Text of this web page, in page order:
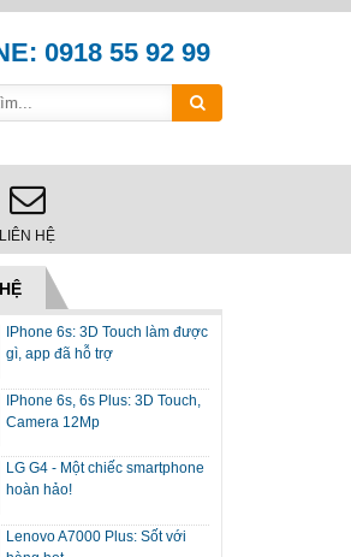
0918 55 92 99
LIÊN HỆ
IPhone 6s: 3D Touch làm được
gì, app đã hỗ trợ
IPhone 6s, 6s Plus: 3D Touch,
Camera 12Mp
LG G4 - Một chiếc smartphone
hoàn hảo!
Lenovo A7000 Plus: Sốt với